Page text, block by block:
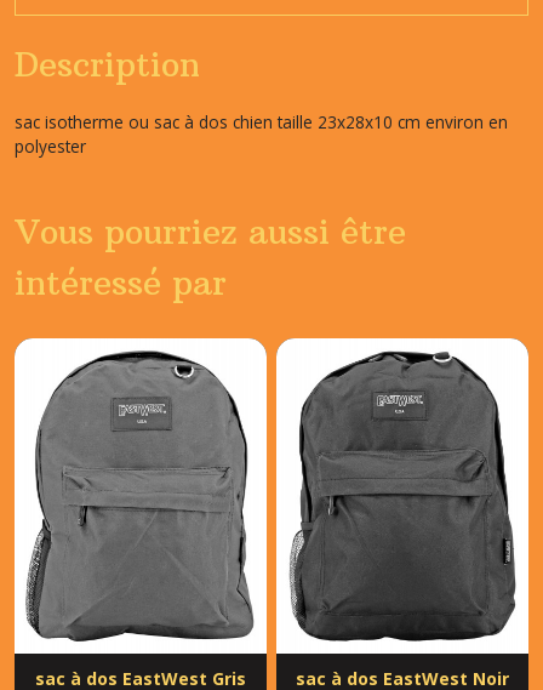
Description
sac isotherme ou sac à dos chien taille 23x28x10 cm environ en
polyester
Vous pourriez aussi être
intéressé par
sac à dos EastWest Gris sac à dos EastWest Noir